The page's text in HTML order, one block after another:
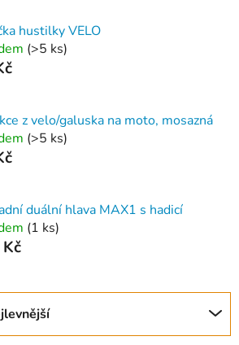
hustilky VELO
(>5 ks)
z velo/galuska na moto, mosazná
(>5 ks)
duální hlava MAX1 s hadicí
(1 ks)